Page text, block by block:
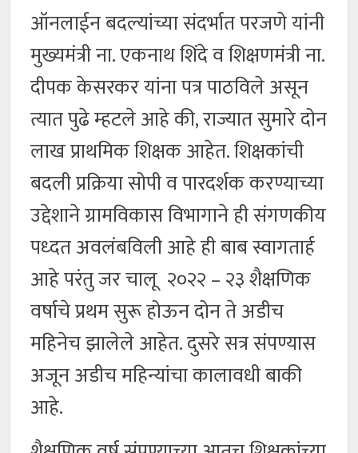
ऑनलाईन बदल्यांच्या संदर्भात परजणे यांनी
मुख्यमंत्री ना. एकनाथ शिंदे व शिक्षणमंत्री ना.
दीपक केसरकर यांना पत्र पाठविले असून
त्यात पुढे म्हटले आहे की, राज्यात सुमारे दोन
लाख प्राथमिक शिक्षक आहेत. शिक्षकांची
बदली प्रक्रिया सोपी व पारदर्शक करण्याच्या
उद्देशाने ग्रामविकास विभागाने ही संगणकीय
पध्दत अवलंबविली आहे ही बाब स्वागतार्ह
आहे परंतु जर चालू २०२२ – २३ शैक्षणिक
वर्षाचे प्रथम सुरू होऊन दोन ते अडीच
महिनेच झालेले आहेत. दुसरे सत्र संपण्यास
अजून अडीच महिन्यांचा कालावधी बाकी
आहे.